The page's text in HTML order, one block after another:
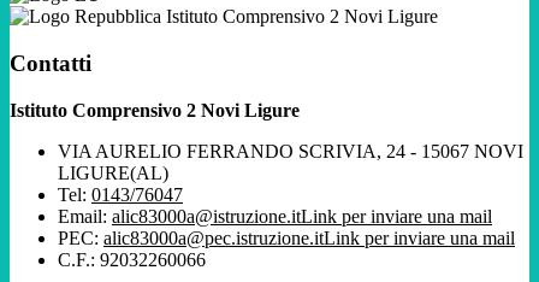
Istituto Comprensivo 2 Novi Ligure
Contatti
Istituto Comprensivo 2 Novi Ligure
VIA AURELIO FERRANDO SCRIVIA, 24 - 15067 NOVI
LIGURE(AL)
Tel: 0143/76047
Email: alic83000a@istruzione.itLink per inviare una mail
PEC: alic83000a@pec.istruzione.itLink per inviare una mail
C.F.: 92032260066